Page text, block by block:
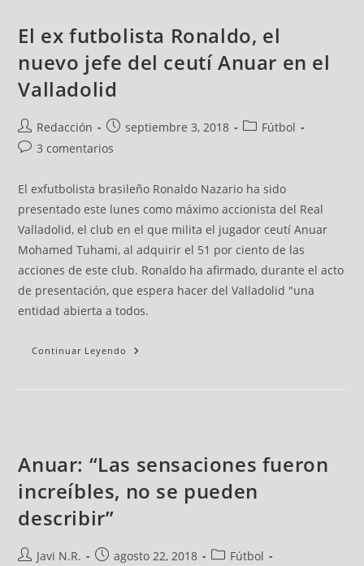
El ex futbolista Ronaldo, el
nuevo jefe del ceutí Anuar en el
Valladolid
Redacción septiembre 3, 2018
Fútbol
3 comentarios
El exfutbolista brasileño Ronaldo Nazario ha sido
presentado este lunes como máximo accionista del Real
Valladolid, el club en el que milita el jugador ceutí Anuar
Mohamed Tuhami, al adquirir el 51 por ciento de las
acciones de este club. Ronaldo ha afirmado, durante el acto
de presentación, que espera hacer del Valladolid "una
entidad abierta a todos.
Continuar Leyendo
Anuar: “Las sensaciones fueron
increíbles, no se pueden
describir”
Javi N.R. agosto 22, 2018 Fútbol